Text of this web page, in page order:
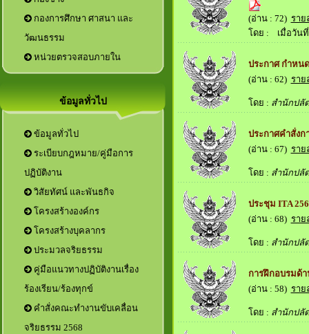
กองการศึกษา ศาสนา และ
วัฒนธรรม
หน่วยตรวจสอบภายใน
ข้อมูลทั่วไป
ข้อมูลทั่วไป
ระเบียบกฎหมาย/คู่มือการ
ปฏิบัติงาน
วิสัยทัศน์ และพันธกิจ
โครงสร้างองค์กร
โครงสร้างบุคลากร
ประมวลจริยธรรม
คู่มือแนวทางปฏิบัติงานเรื่อง
ร้องเรียน/ร้องทุกข์
คำสั่งคณะทำงานขับเคลื่อน
จริยธรรม 2568
(อ่าน : 72) ราย
โดย :
เมื่อวัน
ประกาศ กำหน
(อ่าน : 62) ราย
โดย : สำนักปลัด
ประกาศคำสั่งก
(อ่าน : 67) ราย
โดย : สำนักปลัด
ประชุม ITA
(อ่าน : 68) ราย
โดย : สำนักปลัด
การฝึกอบรมด้า
(อ่าน : 58) ราย
โดย : สำนักปลัด